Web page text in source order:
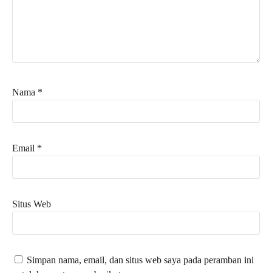
Nama *
Email *
Situs Web
Simpan nama, email, dan situs web saya pada peramban ini